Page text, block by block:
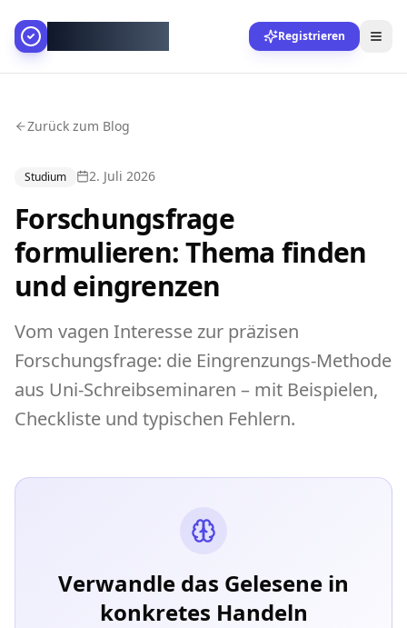
Registrieren
Zurück zum Blog
Studium 2. Juli 2026
Forschungsfrage
formulieren: Thema finden
und eingrenzen
Vom vagen Interesse zur präzisen
Forschungsfrage: die Eingrenzungs-Methode
aus Uni-Schreibseminaren – mit Beispielen,
Checkliste und typischen Fehlern.
Verwandle das Gelesene in
konkretes Handeln